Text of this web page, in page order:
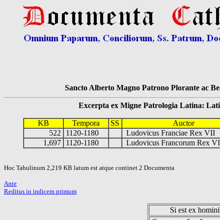
Sancto Alberto Magno Patrono Plorante ac
Excerpta ex Migne Patrologia Latina:
KB Tempora SS Auctor
522
1120-1180 Ludovicus Franciae Rex VII
1,697
1120-1180 Ludovicus Francorum Rex
Hoc Tabulinum 2,219 KB latum est atque continet 2 Documenta
Ante
Reditus in indicem primum
Si est ex